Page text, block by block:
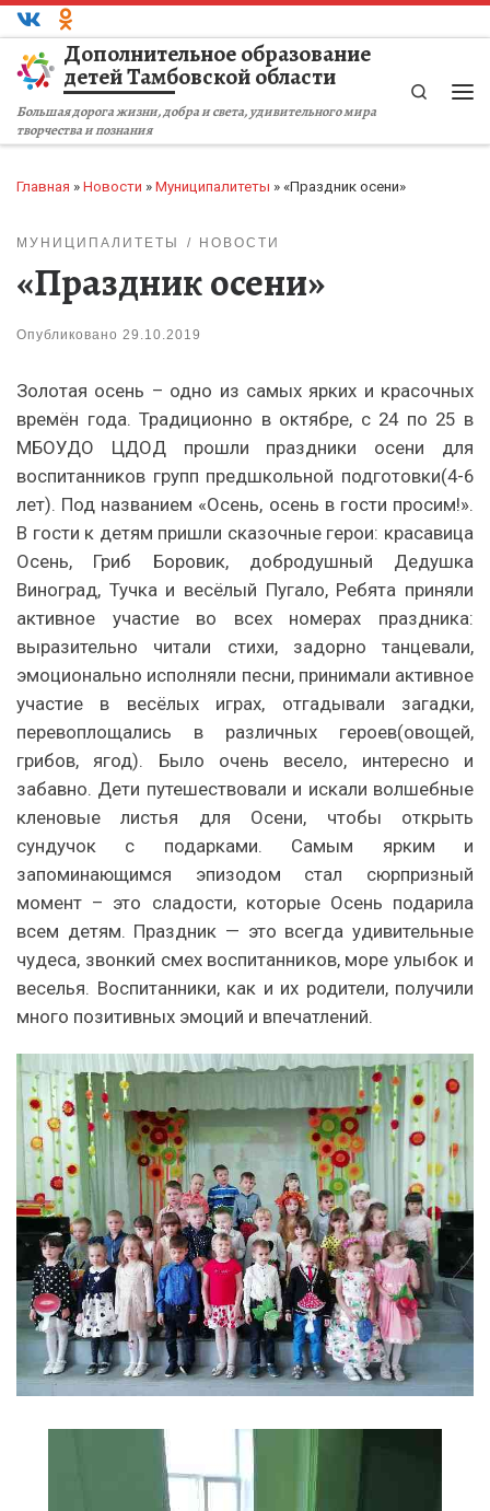
Перейти к содержимому
Дополнительное образование
детей Тамбовской области
Большая дорога жизни, добра и света, удивительного мира
творчества и познания
Search
Главная » Новости » Муниципалитеты » «Праздник осени»
МУНИЦИПАЛИТЕТЫ НОВОСТИ
«Праздник осени»
Опубликовано 29.10.2019
Золотая осень – одно из самых ярких и красочных
времён года. Традиционно в октябре, с 24 по 25 в
МБОУДО ЦДОД прошли праздники осени для
воспитанников групп предшкольной подготовки(4-6
лет). Под названием «Осень, осень в гости просим!».
В гости к детям пришли сказочные герои: красавица
Осень, Гриб Боровик, добродушный Дедушка
Виноград, Тучка и весёлый Пугало, Ребята приняли
активное участие во всех номерах праздника:
выразительно читали стихи, задорно танцевали,
эмоционально исполняли песни, принимали активное
участие в весёлых играх, отгадывали загадки,
перевоплощались в различных героев(овощей,
грибов, ягод). Было очень весело, интересно и
забавно. Дети путешествовали и искали волшебные
кленовые листья для Осени, чтобы открыть
сундучок с подарками. Самым ярким и
запоминающимся эпизодом стал сюрпризный
момент – это сладости, которые Осень подарила
всем детям. Праздник — это всегда удивительные
чудеса, звонкий смех воспитанников, море улыбок и
веселья. Воспитанники, как и их родители, получили
много позитивных эмоций и впечатлений.